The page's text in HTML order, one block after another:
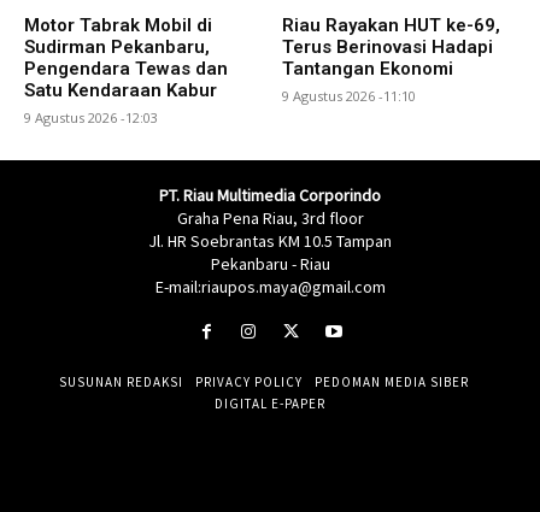
Motor Tabrak Mobil di
Sudirman Pekanbaru,
Pengendara Tewas dan
Satu Kendaraan Kabur
9 Agustus 2026 -12:03
Riau Rayakan HUT ke-69,
Terus Berinovasi Hadapi
Tantangan Ekonomi
9 Agustus 2026 -11:10
PT. Riau Multimedia Corporindo
Graha Pena Riau, 3rd floor
Jl. HR Soebrantas KM 10.5 Tampan
Pekanbaru - Riau
E-mail:riaupos.maya@gmail.com
SUSUNAN REDAKSI PRIVACY POLICY
PEDOMAN MEDIA SIBER
DIGITAL E-PAPER